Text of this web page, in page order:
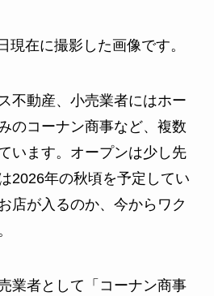
現在に撮影した画像です。
不動産、小売業者にはホー
のコーナン商事など、複数
います。オープンは少し先
2026年の秋頃を予定してい
店が入るのか、今からワク
業者として「コーナン商事